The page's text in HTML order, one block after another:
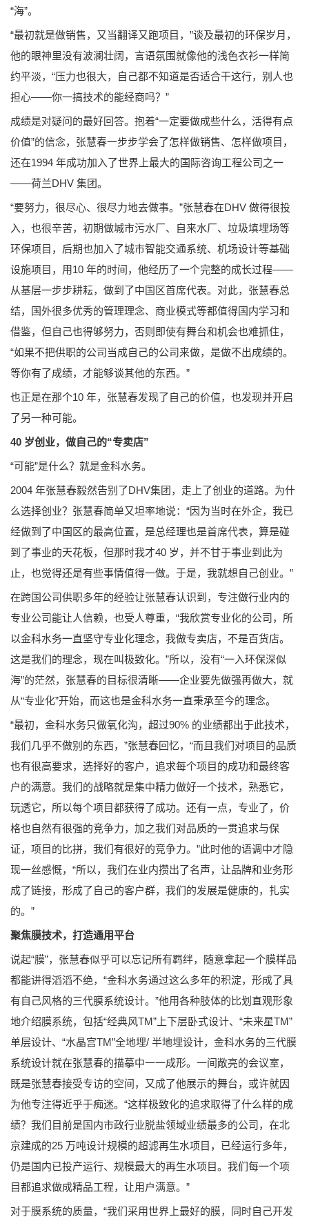
“海”。
“最初就是做销售，又当翻译又跑项目，”谈及最初的环保岁月，
他的眼神里没有波澜壮阔，言语氛围就像他的浅色衣衫一样简
约平淡，“压力也很大，自己都不知道是否适合干这行，别人也
担心——你一搞技术的能经商吗？”
成绩是对疑问的最好回答。抱着“一定要做成些什么，活得有点
价值”的信念，张慧春一步步学会了怎样做销售、怎样做项目，
还在1994 年成功加入了世界上最大的国际咨询工程公司之一
——荷兰DHV 集团。
“要努力，很尽心、很尽力地去做事。”张慧春在DHV 做得很投
入，也很辛苦，初期做城市污水厂、自来水厂、垃圾填埋场等
环保项目，后期也加入了城市智能交通系统、机场设计等基础
设施项目，用10 年的时间，他经历了一个完整的成长过程——
从基层一步步耕耘，做到了中国区首席代表。对此，张慧春总
结，国外很多优秀的管理理念、商业模式等都值得国内学习和
借鉴，但自己也得够努力，否则即使有舞台和机会也难抓住，
“如果不把供职的公司当成自己的公司来做，是做不出成绩的。
等你有了成绩，才能够谈其他的东西。”
也正是在那个10 年，张慧春发现了自己的价值，也发现并开启
了另一种可能。
40 岁创业，做自己的“专卖店”
“可能”是什么？就是金科水务。
2004 年张慧春毅然告别了DHV集团，走上了创业的道路。为什
么选择创业？张慧春简单又坦率地说：“因为当时在外企，我已
经做到了中国区的最高位置，是总经理也是首席代表，算是碰
到了事业的天花板，但那时我才40 岁，并不甘于事业到此为
止，也觉得还是有些事情值得一做。于是，我就想自己创业。”
在跨国公司供职多年的经验让张慧春认识到，专注做行业内的
专业公司能让人信赖，也受人尊重，“我欣赏专业化的公司，所
以金科水务一直坚守专业化理念，我做专卖店，不是百货店。
这是我们的理念，现在叫极致化。”所以，没有“一入环保深似
海”的茫然，张慧春的目标很清晰——企业要先做强再做大，就
从“专业化”开始，而这也是金科水务一直秉承至今的理念。
“最初，金科水务只做氧化沟，超过90% 的业绩都出于此技术，
我们几乎不做别的东西，”张慧春回忆，“而且我们对项目的品质
也有很高要求，选择好的客户，追求每个项目的成功和最终客
户的满意。我们的战略就是集中精力做好一个技术，熟悉它，
玩透它，所以每个项目都获得了成功。还有一点，专业了，价
格也自然有很强的竞争力，加之我们对品质的一贯追求与保
证，项目的比拼，我们有很好的竞争力。”此时他的语调中才隐
现一丝感慨，“所以，我们在业内攒出了名声，让品牌和业务形
成了链接，形成了自己的客户群，我们的发展是健康的，扎实
的。”
聚焦膜技术，打造通用平台
说起“膜”，张慧春似乎可以忘记所有羁绊，随意拿起一个膜样品
都能讲得滔滔不绝，“金科水务通过这么多年的积淀，形成了具
有自己风格的三代膜系统设计。”他用各种肢体的比划直观形象
地介绍膜系统，包括“经典风TM”上下层卧式设计、“未来星TM”
单层设计、“水晶宫TM”全地埋/ 半地埋设计，金科水务的三代膜
系统设计就在张慧春的描摹中一一成形。一间敞亮的会议室，
既是张慧春接受专访的空间，又成了他展示的舞台，或许就因
为他专注得近乎于痴迷。“这样极致化的追求取得了什么样的成
绩？我们目前是国内市政行业脱盐领域业绩最多的公司，在北
京建成的25 万吨设计规模的超滤再生水项目，已经运行多年，
仍是国内已投产运行、规模最大的再生水项目。我们每一个项
目都追求做成精品工程，让用户满意。”
对于膜系统的质量，“我们采用世界上最好的膜，同时自己开发